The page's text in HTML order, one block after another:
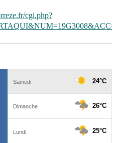
cgi.php?